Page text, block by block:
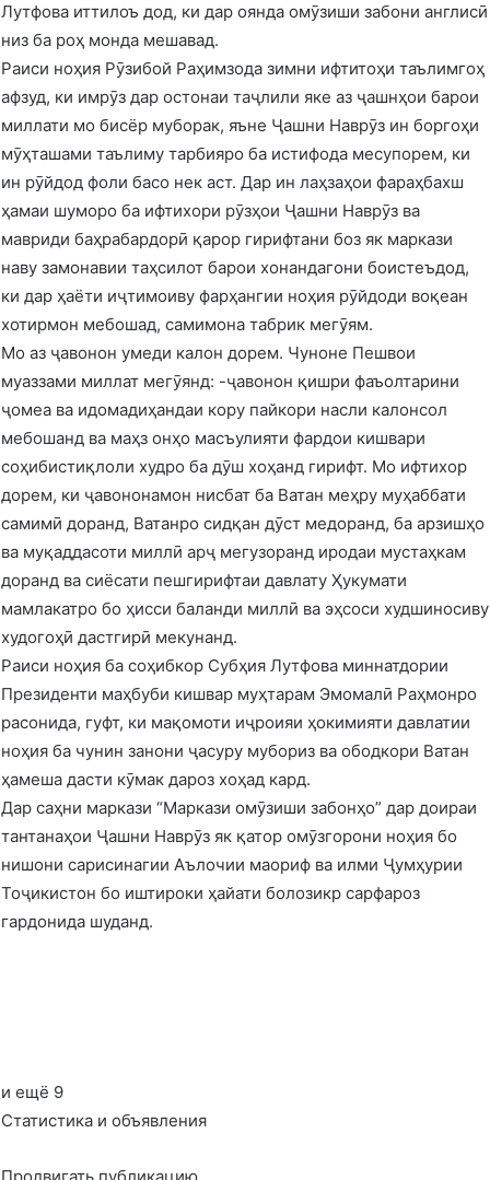
Лутфова иттилоъ дод, ки дар оянда омӯзиши забони англисӣ
низ ба роҳ монда мешавад.
Раиси ноҳия Рӯзибой Раҳимзода зимни ифтитоҳи таълимгоҳ
афзуд, ки имрӯз дар остонаи таҷлили яке аз ҷашнҳои барои
миллати мо бисёр муборак, яъне Ҷашни Наврӯз ин боргоҳи
мӯҳташами таълиму тарбияро ба истифода месупорем, ки
ин рӯйдод фоли басо нек аст. Дар ин лаҳзаҳои фараҳбахш
ҳамаи шуморо ба ифтихори рӯзҳои Ҷашни Наврӯз ва
мавриди баҳрабардорӣ қарор гирифтани боз як маркази
наву замонавии таҳсилот барои хонандагони боистеъдод,
ки дар ҳаёти иҷтимоиву фарҳангии ноҳия рӯйдоди воқеан
хотирмон мебошад, самимона табрик мегӯям.
Мо аз ҷавонон умеди калон дорем. Чуноне Пешвои
муаззами миллат мегӯянд: -ҷавонон қишри фаъолтарини
ҷомеа ва идомадиҳандаи кору пайкори насли калонсол
мебошанд ва маҳз онҳо масъулияти фардои кишвари
соҳибистиқлоли худро ба дӯш хоҳанд гирифт. Мо ифтихор
дорем, ки ҷавононамон нисбат ба Ватан меҳру муҳаббати
самимӣ доранд, Ватанро сидқан дӯст медоранд, ба арзишҳо
ва муқаддасоти миллӣ арҷ мегузоранд иродаи мустаҳкам
доранд ва сиёсати пешгирифтаи давлату Ҳукумати
мамлакатро бо ҳисси баланди миллӣ ва эҳсоси худшиносиву
худогоҳӣ дастгирӣ мекунанд.
Раиси ноҳия ба соҳибкор Субҳия Лутфова миннатдории
Президенти маҳбуби кишвар муҳтарам Эмомалӣ Раҳмонро
расонида, гуфт, ки мақомоти иҷроияи ҳокимияти давлатии
ноҳия ба чунин занони ҷасуру мубориз ва ободкори Ватан
ҳамеша дасти кӯмак дароз хоҳад кард.
Дар саҳни маркази “Маркази омӯзиши забонҳо” дар доираи
тантанаҳои Ҷашни Наврӯз як қатор омӯзгорони ноҳия бо
нишони сарисинагии Аълочии маориф ва илми Ҷумҳурии
Тоҷикистон бо иштироки ҳайати болозикр сарфароз
гардонида шуданд.
и ещё 9
Статистика и объявления